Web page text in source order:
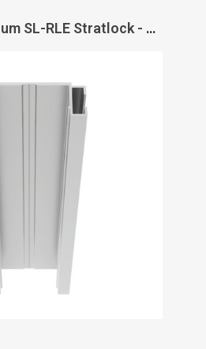
Profil en aluminium SL-RLE Stratlock - DOMARINE